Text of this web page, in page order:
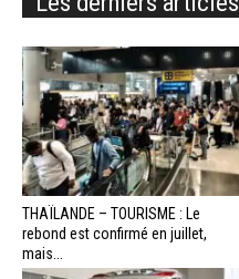
THAÏLANDE – TOURISME : Le
rebond est confirmé en juillet,
mais...